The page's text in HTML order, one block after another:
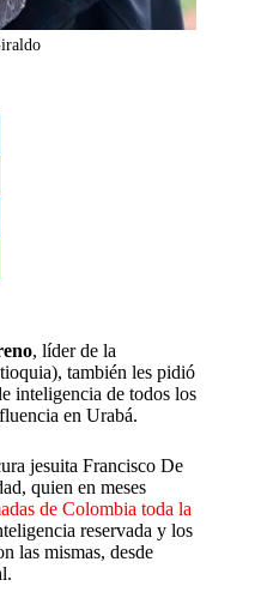
, líder de la
también les pidió
inteligencia de todos los
en Urabá.
jesuita Francisco De
quien en meses
de Colombia toda la
reservada y los
las mismas, desde